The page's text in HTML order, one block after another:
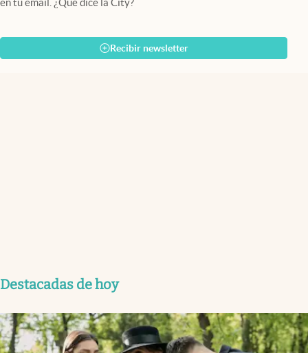
en tu email. ¿Qué dice la City?
Recibir newsletter
Destacadas de hoy